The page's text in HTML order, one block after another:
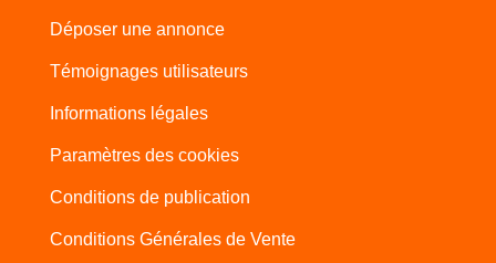
Déposer une annonce
Témoignages utilisateurs
Informations légales
Paramètres des cookies
Conditions de publication
Conditions Générales de Vente